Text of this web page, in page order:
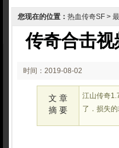
您现在的位置： 热血传奇SF >
传奇合击
时间：2019-08-02
00:08
文 章
摘 要
江山传奇
了．损失